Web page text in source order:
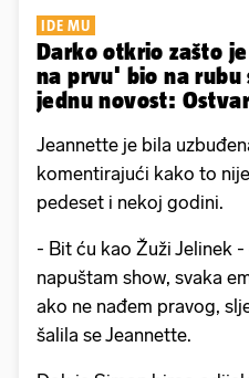
IDE MU
Darko otkrio zašto
na prvu' bio na rubu
jednu novost:
Jeannette je bila
komentirajući kako to
pedeset i nekoj godini.
- Bit ću kao Žuži Jelinek
napuštam show, svaka
ako ne nađem pravog,
šalila se Jeannette.